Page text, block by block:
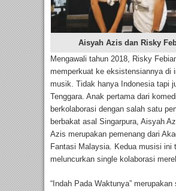
Aisyah Azis dan Risky
Mengawali tahun 2018, Risky
memperkuat ke eksistensiannya di
musik. Tidak hanya Indonesia tapi
Tenggara. Anak pertama dari
berkolaborasi dengan salah satu
berbakat asal Singarpura, Aisyah
Azis merupakan pemenang dari
Fantasi Malaysia. Kedua musisi ini
meluncurkan single kolaborasi
“Indah Pada Waktunya” merupakan